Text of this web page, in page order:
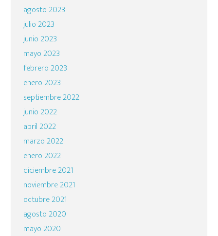
agosto 2023
julio 2023
junio 2023
mayo 2023
febrero 2023
enero 2023
septiembre 2022
junio 2022
abril 2022
marzo 2022
enero 2022
diciembre 2021
noviembre 2021
octubre 2021
agosto 2020
mayo 2020